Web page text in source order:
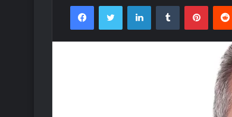
FacebookTwitter LinkedInTumblr